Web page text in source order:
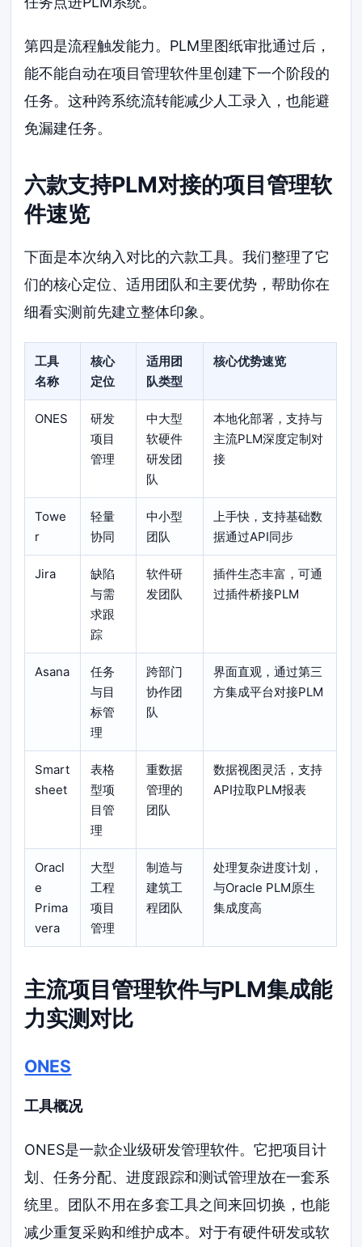
第四是流程触发能力。PLM里图纸审批通过后，
能不能自动在项目管理软件里创建下一个阶段的
任务。这种跨系统流转能减少人工录入，也能避
免漏建任务。
六款支持PLM对接的项目管理软
件速览
下面是本次纳入对比的六款工具。我们整理了它
们的核心定位、适用团队和主要优势，帮助你在
细看实测前先建立整体印象。
工具
名称
核心
定位
适用团
队类型
核心优势速览
ONES
研发
项目
管理
中大型
软硬件
研发团
队
本地化部署，支持与
主流PLM深度定制对
接
Towe
r
轻量
协同
中小型
团队
上手快，支持基础数
据通过API同步
Jira
缺陷
与需
求跟
踪
软件研
发团队
插件生态丰富，可通
过插件桥接PLM
Asana
任务
与目
标管
理
跨部门
协作团
队
界面直观，通过第三
方集成平台对接PLM
Smart
sheet
表格
型项
目管
理
重数据
管理的
团队
数据视图灵活，支持
API拉取PLM报表
Oracl
e
Prima
vera
大型
工程
项目
管理
制造与
建筑工
程团队
处理复杂进度计划，
与Oracle PLM原生
集成度高
主流项目管理软件与PLM集成能
力实测对比
ONES
工具概况
ONES是一款企业级研发管理软件。它把项目计
划、任务分配、进度跟踪和测试管理放在一套系
统里。团队不用在多套工具之间来回切换，也能
减少重复采购和维护成本。对于有硬件研发或软